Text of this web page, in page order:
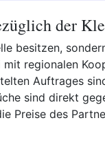
der
besitzen,
regionalen
Auftrages
sind direkt
Preise des